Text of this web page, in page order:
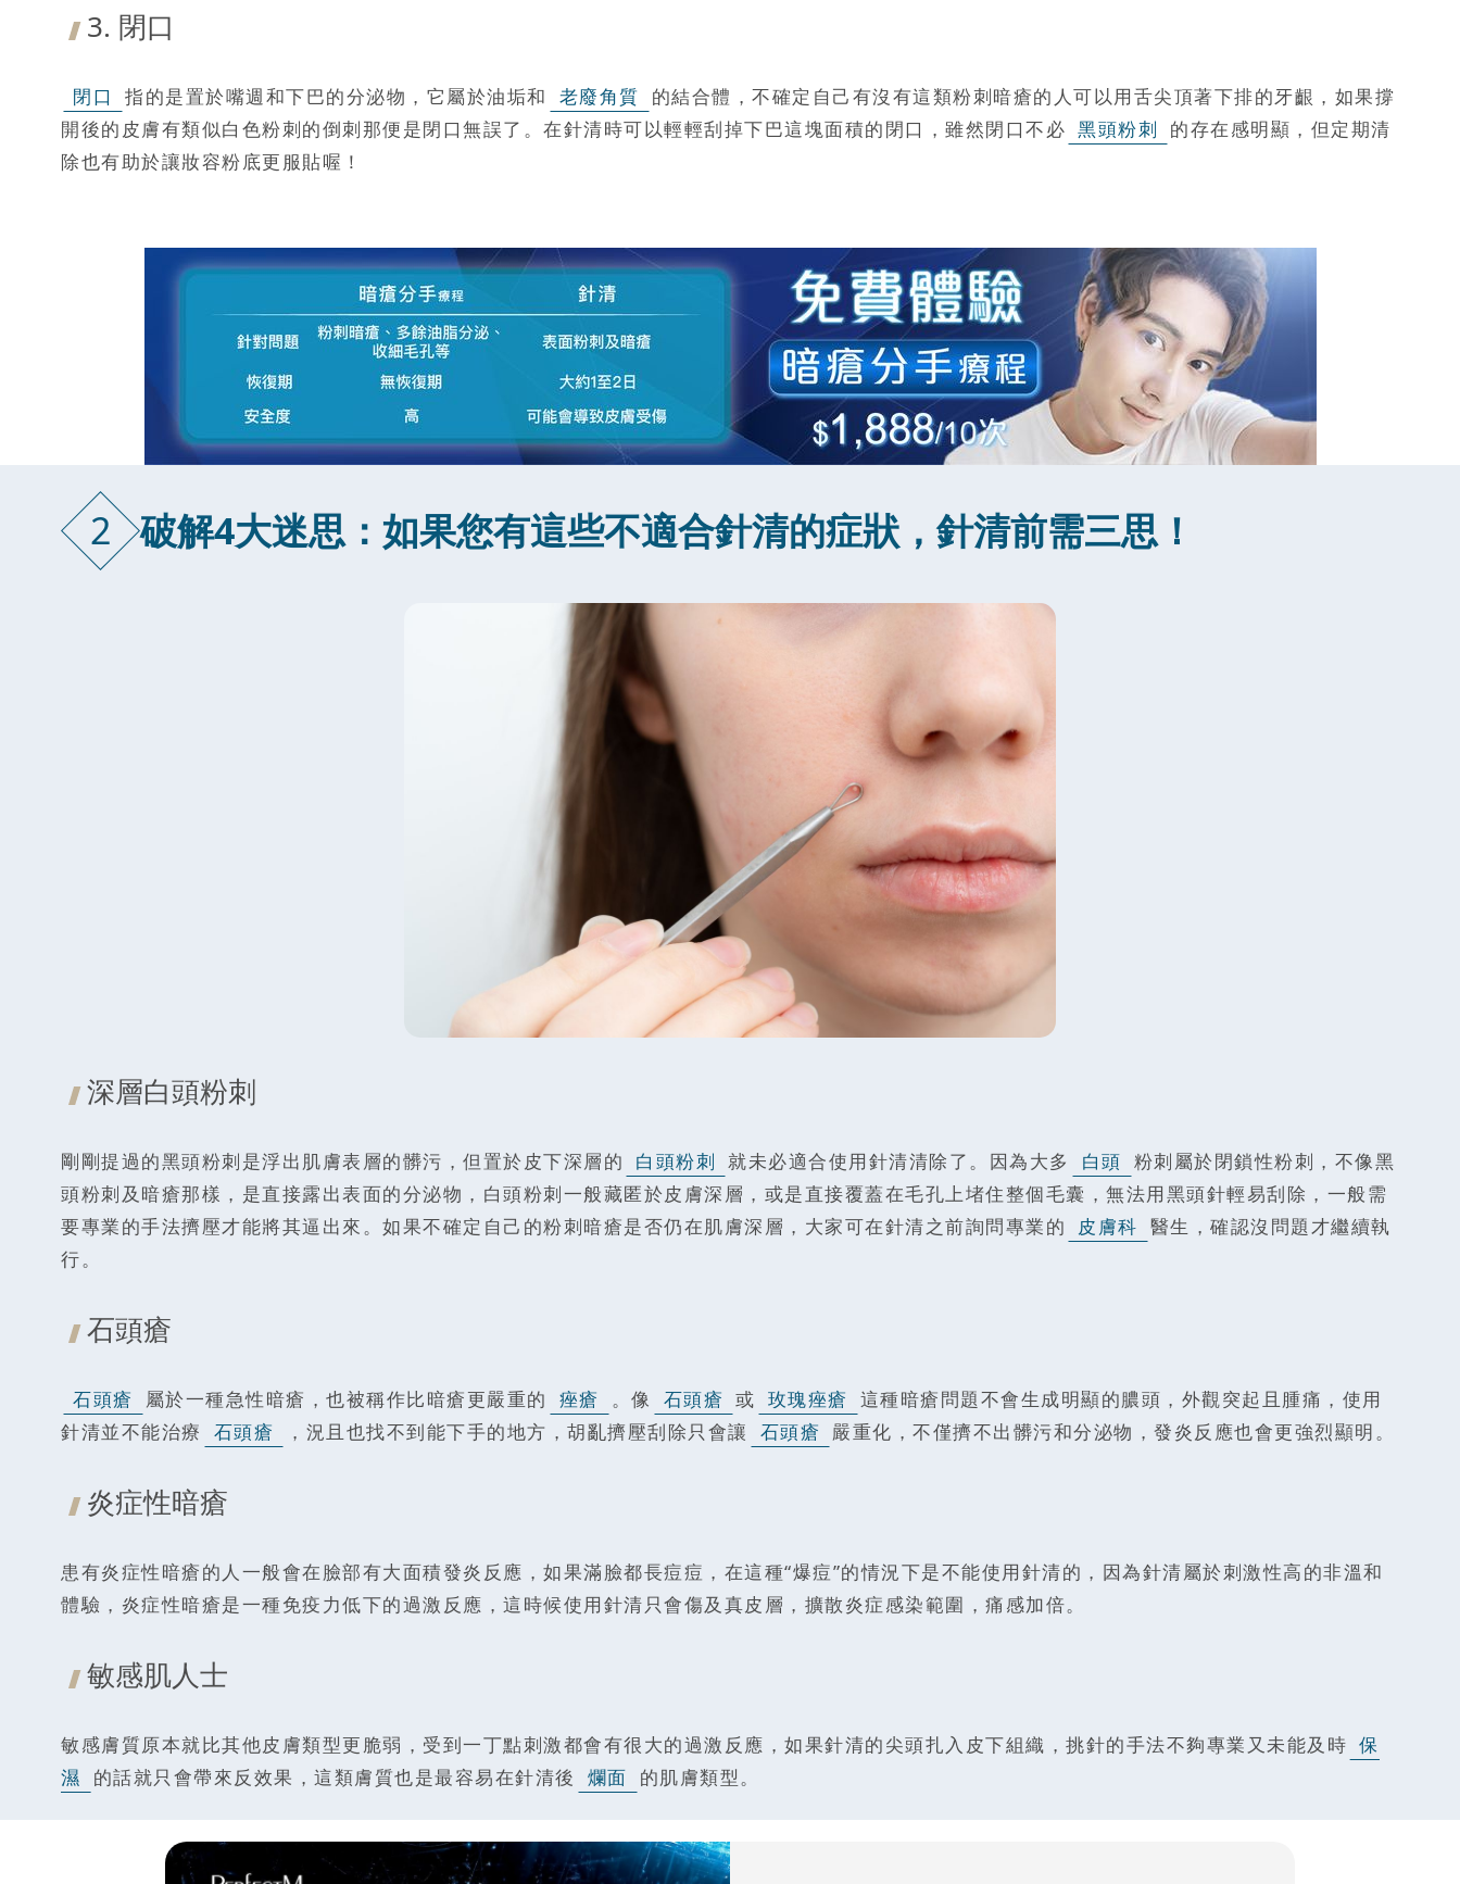
3. 閉口
閉口 指的是置於嘴週和下巴的分泌物，它屬於油垢和 老廢角質
的結合體，不確定自己有沒有這類粉刺暗瘡的人可以用舌尖頂著下排的牙齦，如果撐
開後的皮膚有類似白色粉刺的倒刺那便是閉口無誤了。在針清時可以輕輕刮掉下巴這塊面積的閉口，雖然閉口不必 黑頭粉刺
的存在感明顯，但定期清
除也有助於讓妝容粉底更服貼喔！
2 破解4大迷思：如果您有這些不適合針清的症狀，針清前需三思！
深層白頭粉刺
剛剛提過的黑頭粉刺是浮出肌膚表層的髒污，但置於皮下深層的 白頭粉刺 就未必適合使用針清清除了。因為大多 白頭 粉刺屬於閉鎖性粉刺，不像黑
頭粉刺及暗瘡那樣，是直接露出表面的分泌物，白頭粉刺一般藏匿於皮膚深層，或是直接覆蓋在毛孔上堵住整個毛囊，無法用黑頭針輕易刮除，一般需
要專業的手法擠壓才能將其逼出來。如果不確定自己的粉刺暗瘡是否仍在肌膚深層，大家可在針清之前詢問專業的
皮膚科 醫生，確認沒問題才繼續執
行。
石頭瘡
石頭瘡 屬於一種急性暗瘡，也被稱作比暗瘡更嚴重的 痤瘡 。像 石頭瘡 或 玫瑰痤瘡
這種暗瘡問題不會生成明顯的膿頭，外觀突起且腫痛，使用
針清並不能治療
石頭瘡 ，況且也找不到能下手的地方，胡亂擠壓刮除只會讓 石頭瘡 嚴重化，不僅擠不出髒污和分泌物，發炎反應也會更強烈顯明。
炎症性暗瘡
患有炎症性暗瘡的人一般會在臉部有大面積發炎反應，如果滿臉都長痘痘，在這種“爆痘”的情況下是不能使用針清的，因為針清屬於刺激性高的非溫和
體驗，炎症性暗瘡是一種免疫力低下的過激反應，這時候使用針清只會傷及真皮層，擴散炎症感染範圍，痛感加倍。
敏感肌人士
敏感膚質原本就比其他皮膚類型更脆弱，受到一丁點刺激都會有很大的過激反應，如果針清的尖頭扎入皮下組織，挑針的手法不夠專業又未能及時 保
濕
的話就只會帶來反效果，這類膚質也是最容易在針清後 爛面 的肌膚類型。